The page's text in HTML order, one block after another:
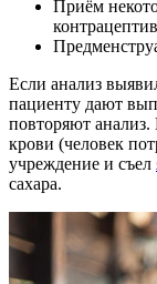
Приём
Если анализ
пациенту дают
повторяют
крови (человек
учреждение и съел
сахара.